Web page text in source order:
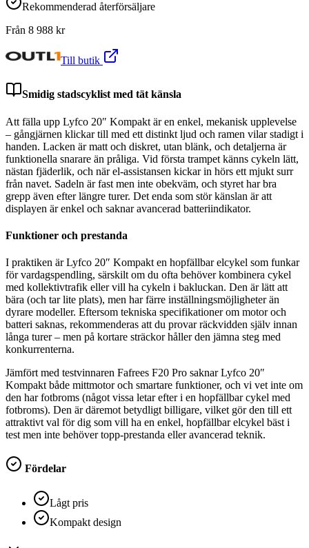
Rekommenderad återförsäljare
Från 8 988 kr
Till butik
Smidig stadscyklist med tät känsla
Att fälla upp Lyfco 20″ Kompakt är en enkel, mekanisk upplevelse
– gångjärnen klickar till med ett distinkt ljud och ramen vilar stadigt i
handen. Lacken är matt och diskret, utan blänk, och detaljerna är
funktionella snarare än pråliga. Vid första trampet känns cykeln lätt,
nästan fjäderlik, och när el-assistansen kickar in hörs ett mjukt surr
från navet. Sadeln är fast men inte obekväm, och styret har bra
grepp även efter längre turer. Det enda som stör känslan är att
displayen är enkel och saknar avancerad batteriindikator.
Funktioner och prestanda
I praktiken är Lyfco 20″ Kompakt en hopfällbar elcykel som funkar
för vardagspendling, särskilt om du ofta behöver kombinera cykel
med kollektivtrafik eller vill ha cykeln i bakluckan. Den är lätt att
bära (och tar lite plats), men har färre inställningsmöjligheter än
dyrare modeller. Eftersom tekniska specifikationer om motor och
batteri saknas, rekommenderas att du provar räckvidden själv innan
långa turer – men på kortare sträckor håller den jämna steg med
konkurrenterna.
Jämfört med testvinnaren Fafrees F20 Pro saknar Lyfco 20″
Kompakt både mittmotor och smartare funktioner, och vi vet inte om
den har fotbroms (något vissa letar efter i en hopfällbar cykel med
fotbroms). Den är däremot betydligt billigare, vilket gör den till ett
attraktivt val för dig som vill ha en enkel, hopfällbar elcykel bäst i
test men inte behöver topp-prestanda eller avancerad teknik.
Fördelar
Lågt pris
Kompakt design